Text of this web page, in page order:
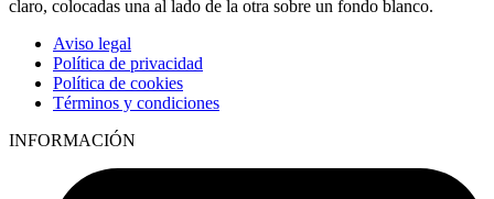
Aviso legal
Política de privacidad
Política de cookies
Términos y condiciones
INFORMACIÓN